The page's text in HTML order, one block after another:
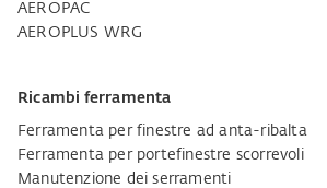
AEROPAC
AEROPLUS WRG
Ricambi ferramenta
Ferramenta per finestre ad anta-ribalta
Ferramenta per portefinestre scorrevoli
Manutenzione dei serramenti